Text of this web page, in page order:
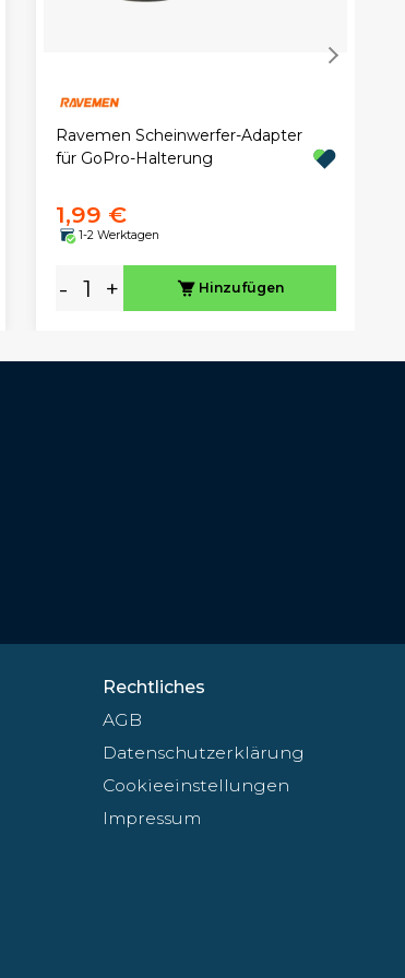
Ravemen Scheinwerfer-Adapter
für GoPro-Halterung
1,99 €
1-2 Werktagen
- + Hinzufügen
Rechtliches
AGB
Datenschutzerklärung
Cookieeinstellungen
Impressum